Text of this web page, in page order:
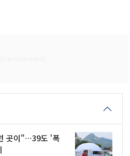
곳이"…39도 '폭